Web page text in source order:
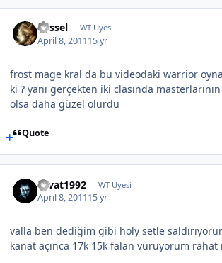
Kessel WT Uyesi
April 8, 201115 yr
frost mage kral da bu videodaki warrior
ki ? yanı gerçekten iki clasında
olsa daha güzel olurdu
Quote
cevat1992 WT Uyesi
April 8, 201115 yr
valla ben dediğim gibi holy setle
kanat açınca 17k 15k falan vuruyorum rahat